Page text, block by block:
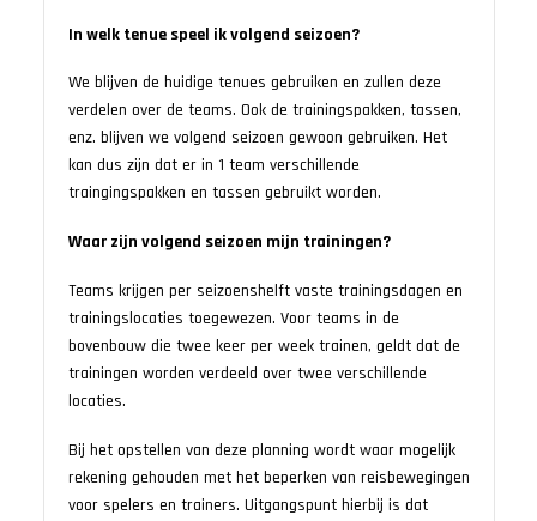
In welk tenue speel ik volgend seizoen?
We blijven de huidige tenues gebruiken en zullen deze
verdelen over de teams. Ook de trainingspakken, tassen,
enz. blijven we volgend seizoen gewoon gebruiken. Het
kan dus zijn dat er in 1 team verschillende
traingingspakken en tassen gebruikt worden.
Waar zijn volgend seizoen mijn trainingen?
Teams krijgen per seizoenshelft vaste trainingsdagen en
trainingslocaties toegewezen. Voor teams in de
bovenbouw die twee keer per week trainen, geldt dat de
trainingen worden verdeeld over twee verschillende
locaties.
Bij het opstellen van deze planning wordt waar mogelijk
rekening gehouden met het beperken van reisbewegingen
voor spelers en trainers. Uitgangspunt hierbij is dat